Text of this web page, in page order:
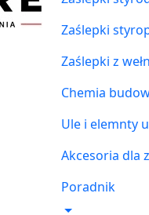
Zaślepki
Zaślepki z
Chemia
Ule i elemnty
Akcesoria dla
Poradnik